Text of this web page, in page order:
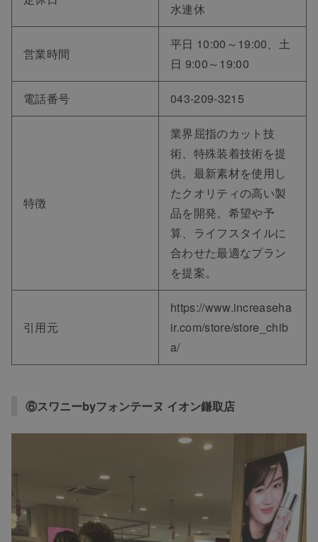
TOP
NEW
ウィッグ
抜け毛
薄毛
水連休
営業時間
平日 10:00～19:00、土
日 9:00～19:00
電話番号 043-209-3215
特徴
業界屈指のカット技
術、特殊装着技術を提
供。最新素材を使用し
たクオリティの高い製
品を開発。希望や予
算、ライフスタイルに
合わせた最適なプラン
を提案。
引用元
https://www.increaseha
ir.com/store/store_chib
a/
⑥スワニーbyフォンテーヌ イオン鎌取店